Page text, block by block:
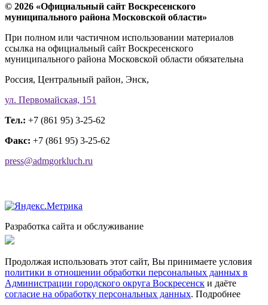
© 2026 «Официальный сайт Воскресенского
муниципального района Московской области»
При полном или частичном использовании материалов
ссылка на официальный сайт Воскресенского
муниципального района Московской области обязательна
Россия, Центральный район, Энск,
ул. Первомайская, 151
Тел.: +7 (861 95) 3-25-62
Факс: +7 (861 95) 3-25-62
press@admgorkluch.ru
Разработка сайта и обслуживание
Продолжая использовать этот сайт, Вы принимаете условия
политики в отношении обработки персональных данных в
Администрации городского округа Воскресенск и даёте
согласие на обработку персональных данных. Подробнее